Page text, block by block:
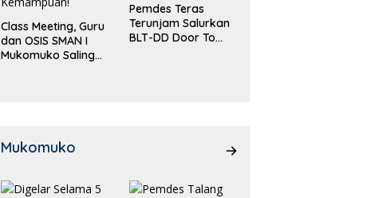
Class Meeting, Guru
dan OSIS SMAN I
Mukomuko Saling
Pemdes Teras
Terunjam Salurkan
BLT-DD Door To
Mukomuko